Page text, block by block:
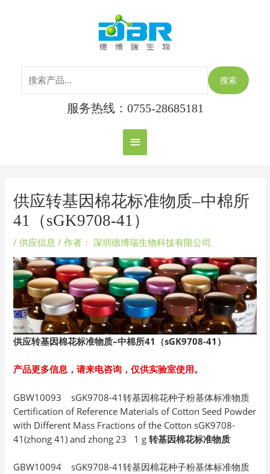
主
菜
单
搜索
服务热线：0755-28685181
供应转基因棉花标准物质–中棉所
41（sGK9708-41）
/供应信息 / 作者： 深圳德博瑞生物科技有限公司
供应转基因棉花标准物质–中棉所41（sGK9708-41）
产品更多信息，请来电咨询，仅供实验室使用。
GBW10093 sGK9708-41转基因棉花种子粉基体标准物质
Certification of Reference Materials of Cotton Seed Powder
with Different Mass Fractions of the Cotton sGK9708-
41(zhong 41) and zhong 23 1 g转基因棉花标准物质
GBW10094 sGK9708-41转基因棉花种子粉基体标准物质